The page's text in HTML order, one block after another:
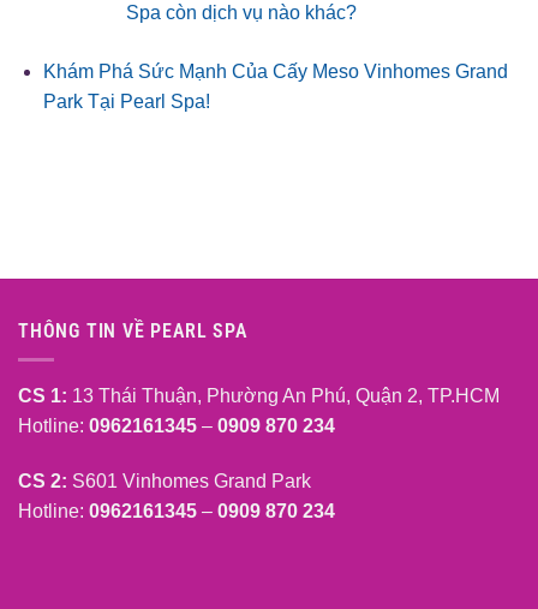
Spa còn dịch vụ nào khác?
Khám Phá Sức Mạnh Của Cấy Meso Vinhomes Grand
Park Tại Pearl Spa!
THÔNG TIN VỀ PEARL SPA
CS 1: 13 Thái Thuận, Phường An Phú, Quận 2, TP.HCM
Hotline: 0962161345 – 0909 870 234
CS 2: S601 Vinhomes Grand Park
Hotline: 0962161345 – 0909 870 234